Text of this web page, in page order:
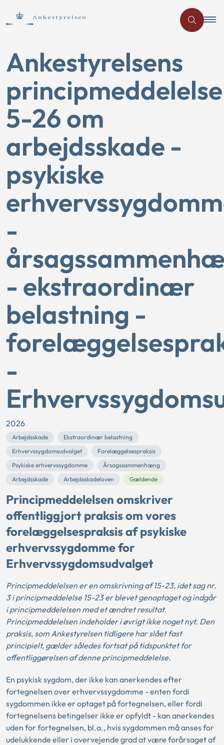
Ankestyrelsens
principmeddelelse
5-26 om
arbejdsskade -
psykiske
-
- ekstraordinær
belastning -
-
2026
Arbejdsskade
Ekstraordinær belastning
Erhvervssygdomsudvalget
Forelæggelsespraksis
Psykiske erhvervssygdomme
Årsagssammenhæng
Arbejdsskade
Arbejdsskadeloven Gældende
Principmeddelelsen omskriver
offentliggjort praksis om vores
forelæggelsespraksis af psykiske
erhvervssygdomme for
Erhvervssygdomsudvalget
Principmeddelelsen er en omskrivning af 15-23, idet sag nr.
3 i principmeddelelse 15-23 er blevet genoptaget og indgår
i principmeddelelsen med et ændret resultat.
Principmeddelelsen indeholder i øvrigt ikke noget nyt. Den
praksis, som Ankestyrelsen tidligere har slået fast
principielt, gælder således fortsat på tidspunktet for
offentliggørelsen af denne principmeddelelse.
En psykisk sygdom, der ikke kan anerkendes efter
fortegnelsen over erhvervssygdomme - enten fordi
sygdommen ikke er optaget på fortegnelsen, eller fordi
fortegnelsens betingelser ikke er opfyldt - kan anerkendes
uden for fortegnelsen, bl.a., hvis sygdommen må anses for
udelukkende eller i overvejende grad at være forårsaget af